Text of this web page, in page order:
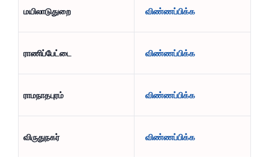
மயிலாடுதுறை விண்ணப்பிக்க
ராணிப்பேட்டை விண்ணப்பிக்க
ராமநாதபுரம் விண்ணப்பிக்க
விருதுநகர் விண்ணப்பிக்க